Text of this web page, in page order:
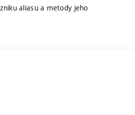
aliasu a metody jeho